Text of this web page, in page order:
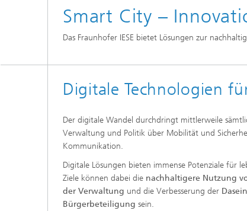
Smart City –
Das Fraunhofer IESE bietet Lösungen zur
Digitale Technologien
Der digitale Wandel durchdringt mittlerweile
Verwaltung und Politik über Mobilität und
Kommunikation.
Digitale Lösungen bieten immense Potenziale für
Ziele können dabei die nachhaltigere Nutzung
der Verwaltung und die Verbesserung der
Bürgerbeteiligung sein.